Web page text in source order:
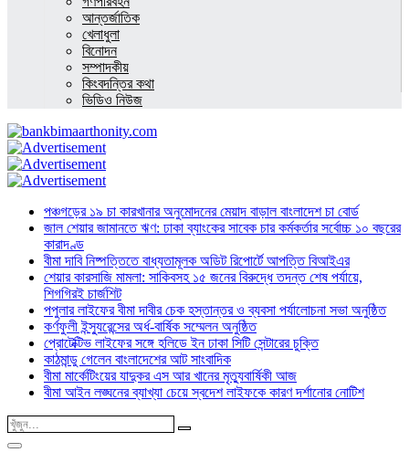
আন্তর্জাতিক
খেলাধুলা
বিনোদন
সম্পাদকীয়
কিংবদন্তির কথা
ভিডিও নিউজ
পঞ্চগড়ের ১৯ চা কারখানার অনুমোদনের মেয়াদ বাড়াল বাংলাদেশ চা বোর্ড
জাল শেয়ার জামানতে ঋণ: ঢাকা ব্যাংকের সাবেক চার কর্মকর্তার সর্বোচ্চ ১০ বছরের
কারাদণ্ড
বীমা দাবি নিষ্পত্তিতে বাধ্যতামূলক অডিট রিপোর্টে আপত্তি বিআইএর
শেয়ার কারসাজি মামলা: সাকিবসহ ১৫ জনের বিরুদ্ধে তদন্ত শেষ পর্যায়ে,
শিগগিরই চার্জশিট
পপুলার লাইফের বীমা দাবীর চেক হস্তান্তর ও ব্যবসা পর্যালোচনা সভা অনুষ্ঠিত
কর্ণফুলী ইন্স্যুরেন্সের অর্ধ-বার্ষিক সম্মেলন অনুষ্ঠিত
প্রোটেক্টিভ লাইফের সঙ্গে হলিডে ইন ঢাকা সিটি সেন্টারের চুক্তি
কাঠমান্ডু গেলেন বাংলাদেশের আট সাংবাদিক
বীমা মার্কেটিংয়ের যাদুকর এস আর খানের মৃত্যুবার্ষিকী আজ
বীমা আইন লঙ্ঘনের ব্যাখ্যা চেয়ে স্বদেশ লাইফকে কারণ দর্শানোর নোটিশ